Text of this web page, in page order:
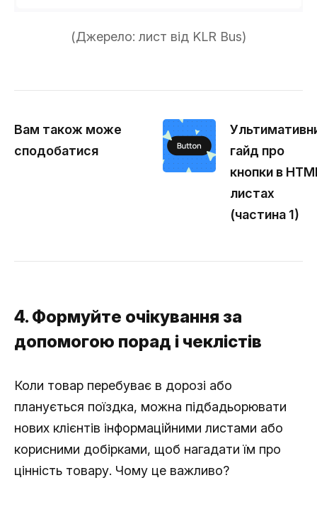
(Джерело: лист від KLR Bus)
Вам також може
сподобатися
гайд про
кнопки в
листах
(частина 1)
4. Формуйте очікування за
допомогою порад і чеклістів
Коли товар перебуває в дорозі або
планується поїздка, можна підбадьорювати
нових клієнтів інформаційними листами або
корисними добірками, щоб нагадати їм про
цінність товару. Чому це важливо?